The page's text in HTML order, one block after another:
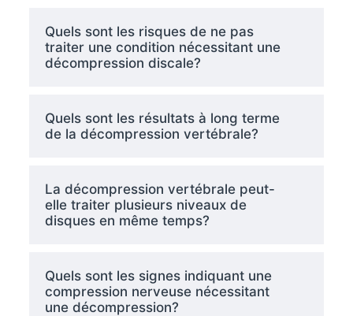
Quels sont les risques de ne pas
traiter une condition nécessitant une
décompression discale?
Quels sont les résultats à long terme
de la décompression vertébrale?
La décompression vertébrale peut-
elle traiter plusieurs niveaux de
disques en même temps?
Quels sont les signes indiquant une
compression nerveuse nécessitant
une décompression?